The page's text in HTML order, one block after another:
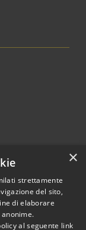
2026 • Comune di
×
strettamente
del sito,
di elaborare
al seguente link